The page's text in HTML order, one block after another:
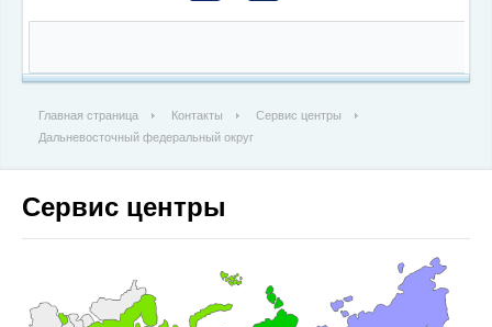
Главная страница Контакты
Сервис центры
Дальневосточный федеральный округ
Сервис центры